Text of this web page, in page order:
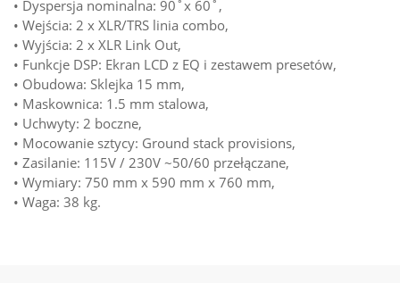
• Dyspersja nominalna: 90˚x 60˚,
• Wejścia: 2 x XLR/TRS linia combo,
• Wyjścia: 2 x XLR Link Out,
• Funkcje DSP: Ekran LCD z EQ i zestawem presetów,
• Obudowa: Sklejka 15 mm,
• Maskownica: 1.5 mm stalowa,
• Uchwyty: 2 boczne,
• Mocowanie sztycy: Ground stack provisions,
• Zasilanie: 115V / 230V ~50/60 przełączane,
• Wymiary: 750 mm x 590 mm x 760 mm,
• Waga: 38 kg.